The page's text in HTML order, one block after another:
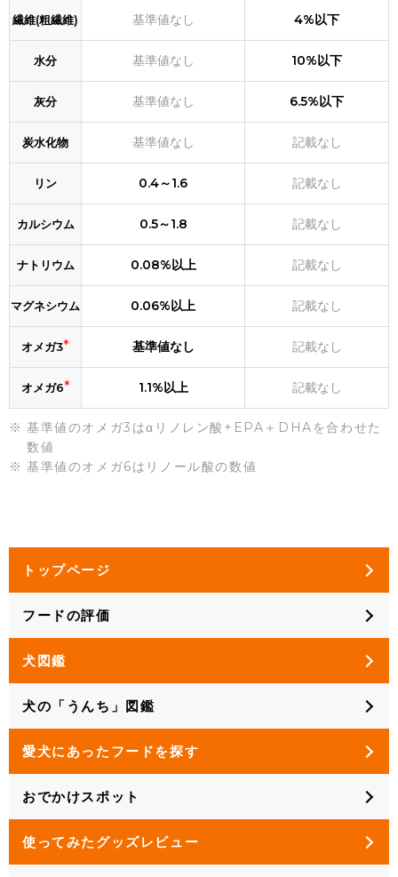
繊維(粗繊維) 基準値なし 4%以下
水分 基準値なし 10%以下
灰分 基準値なし 6.5%以下
炭水化物 基準値なし 記載なし
リン 0.4～1.6 記載なし
カルシウム 0.5～1.8 記載なし
ナトリウム 0.08%以上 記載なし
マグネシウム 0.06%以上 記載なし
オメガ3* 基準値なし 記載なし
オメガ6* 1.1%以上 記載なし
基準値のオメガ3はαリノレン酸+EPA＋DHAを合わせた
数値
基準値のオメガ6はリノール酸の数値
トップページ
フードの評価
犬図鑑
犬の「うんち」図鑑
愛犬にあったフードを探す
おでかけスポット
使ってみたグッズレビュー